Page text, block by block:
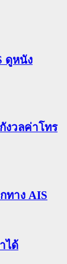
ดูหนัง
งวลค่าโทร
ทาง AIS
ได้